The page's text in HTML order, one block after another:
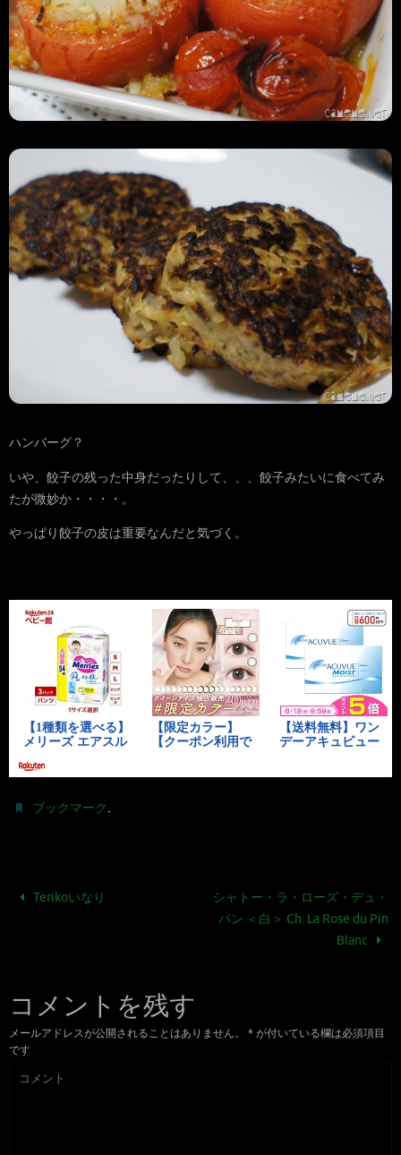
ハンバーグ？
いや、餃子の残った中身だったりして、、、餃子みたいに食べてみ
たが微妙か・・・・。
やっぱり餃子の皮は重要なんだと気づく。
ブックマーク.
Terikoいなり
シャトー・ラ・ローズ・デュ・
パン ＜白＞ Ch. La Rose du Pin
Blanc
コメントを残す
メールアドレスが公開されることはありません。 * が付いている欄は必須項目
です